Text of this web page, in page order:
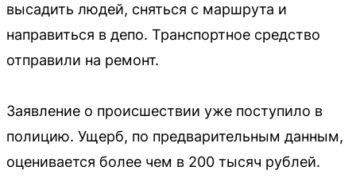
высадить людей, сняться с маршрута и
направиться в депо. Транспортное средство
отправили на ремонт.
Заявление о происшествии уже поступило в
полицию. Ущерб, по предварительным данным,
оценивается более чем в 200 тысяч рублей.